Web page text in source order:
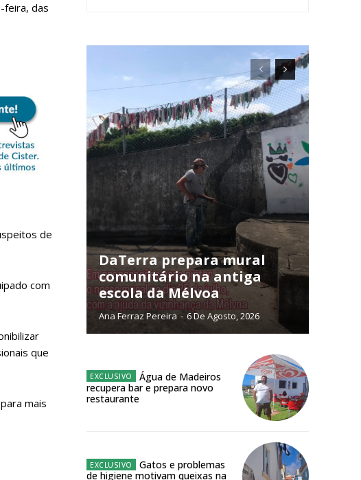
serviço público!
digitais.
ASSINATURA
DIGITAL ANUAL
16
conteúdo online
aos conteúdos Exclusivos para
assinatura anual
feira, das
de
com
que
mais
DaTerra prepara mural
comunitário na antiga
escola da Mélvoa
Ana Ferraz Pereira - 6 De Agosto, 2026
Água de Madeiros
recupera bar e prepara novo
restaurante
Gatos e problemas
de higiene motivam queixas na